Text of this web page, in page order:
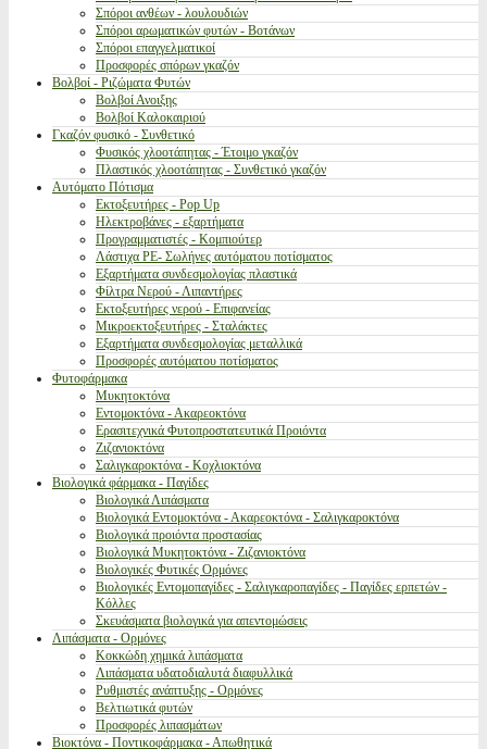
Σπόροι ανθέων - λουλουδιών
Σπόροι αρωματικών φυτών - Βοτάνων
Σπόροι επαγγελματικοί
Προσφορές σπόρων γκαζόν
Βολβοί - Ριζώματα Φυτών
Βολβοί Ανοιξης
Βολβοί Καλοκαιριού
Γκαζόν φυσικό - Συνθετικό
Φυσικός χλοοτάπητας - Έτοιμο γκαζόν
Πλαστικός χλοοτάπητας - Συνθετικό γκαζόν
Αυτόματο Πότισμα
Εκτοξευτήρες - Pop Up
Ηλεκτροβάνες - εξαρτήματα
Προγραμματιστές - Κομπιούτερ
Λάστιχα PE- Σωλήνες αυτόματου ποτίσματος
Εξαρτήματα συνδεσμολογίας πλαστικά
Φίλτρα Νερού - Λιπαντήρες
Εκτοξευτήρες νερού - Επιφανείας
Μικροεκτοξευτήρες - Σταλάκτες
Εξαρτήματα συνδεσμολογίας μεταλλικά
Προσφορές αυτόματου ποτίσματος
Φυτοφάρμακα
Μυκητοκτόνα
Εντομοκτόνα - Ακαρεοκτόνα
Ερασιτεχνικά Φυτοπροστατευτικά Προιόντα
Ζιζανιοκτόνα
Σαλιγκαροκτόνα - Κοχλιοκτόνα
Βιολογικά φάρμακα - Παγίδες
Βιολογικά Λιπάσματα
Βιολογικά Εντομοκτόνα - Ακαρεοκτόνα - Σαλιγκαροκτόνα
Βιολογικά προιόντα προστασίας
Βιολογικά Μυκητοκτόνα - Ζιζανιοκτόνα
Βιολογικές Φυτικές Ορμόνες
Βιολογικές Εντομοπαγίδες - Σαλιγκαροπαγίδες - Παγίδες ερπετών -
Κόλλες
Σκευάσματα βιολογικά για απεντομώσεις
Λιπάσματα - Ορμόνες
Κοκκώδη χημικά λιπάσματα
Λιπάσματα υδατοδιαλυτά διαφυλλικά
Ρυθμιστές ανάπτυξης - Ορμόνες
Βελτιωτικά φυτών
Προσφορές λιπασμάτων
Βιοκτόνα - Ποντικοφάρμακα - Απωθητικά